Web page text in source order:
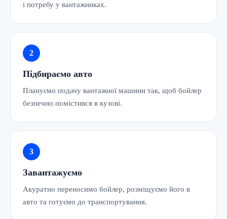
і потребу у вантажниках.
Підбираємо авто
Плануємо подачу вантажної машини так, щоб бойлер
безпечно помістився в кузові.
Завантажуємо
Акуратно переносимо бойлер, розміщуємо його в
авто та готуємо до транспортування.